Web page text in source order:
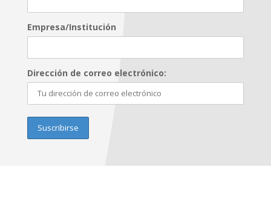
Empresa/Institución
Dirección de correo electrónico: